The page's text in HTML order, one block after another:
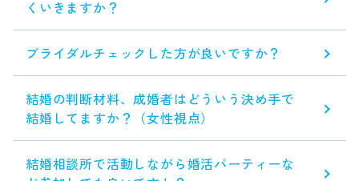
くいきますか？
ブライダルチェックした方が良いですか？
結婚の判断材料、成婚者はどういう決め手で
結婚してますか？（女性視点）
結婚相談所で活動しながら婚活パーティーな